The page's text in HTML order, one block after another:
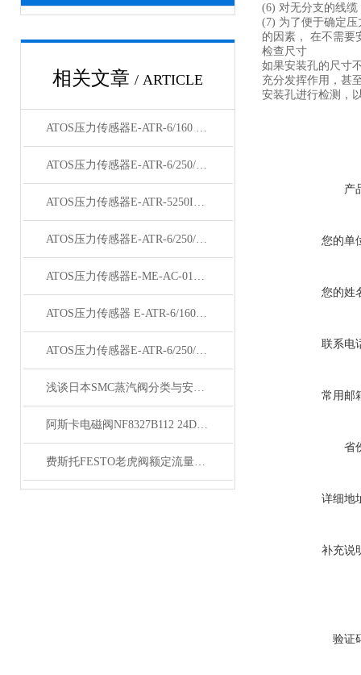
相关文章 / ARTICLE
ATOS压力传感器E-ATR-6/160 10 现货
ATOS压力传感器E-ATR-6/250/I天津供应
ATOS压力传感器E-ATR-5250I参数
ATOS压力传感器E-ATR-6/250/I天津有货
ATOS压力传感器E-ME-AC-01F/I 20参数含义
ATOS压力传感器 E-ATR-6/160 10参数
ATOS压力传感器E-ATR-6/250/I 10原理
浅谈日本SMC蒸汽阀分类与安装方法
阿斯卡电磁阀NF8327B112 24DC使用说明
费斯托FESTO老虎阀额定流量系数大、可调比大
(6) 对无分支的线
(7) 为了便于确定
的因素， 在不需要
检查尺寸
如果安装孔的尺寸
充分发挥作用，甚
安装孔进行检测，
产
您的单
您的姓
联系电
常用邮
省
详细地
补充说
验证